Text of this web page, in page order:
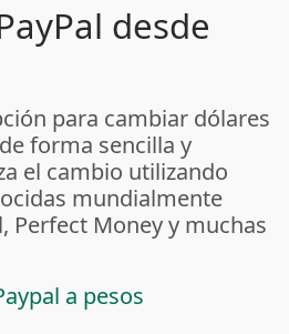
desde
para cambiar dólares
forma sencilla y
el cambio utilizando
mundialmente
Perfect Money y muchas
a pesos